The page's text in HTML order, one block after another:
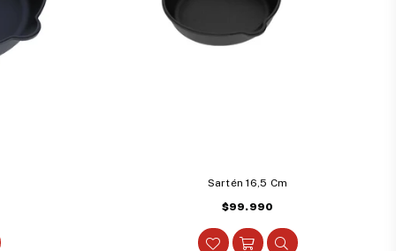
Sartén 16,5 Cm
Precio
$99.990